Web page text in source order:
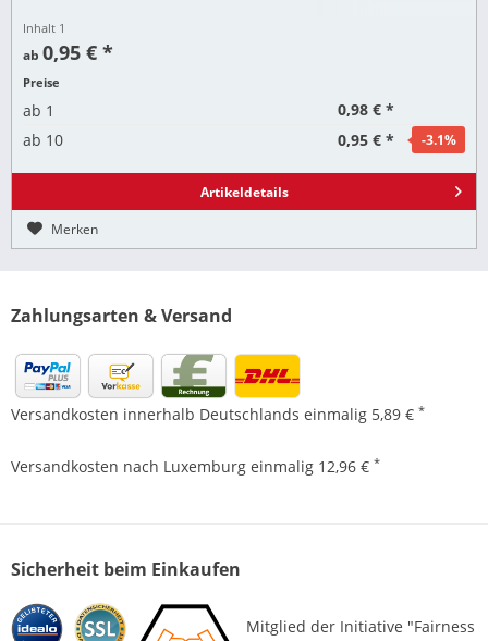
Inhalt 1
ab0,95 € *
Preise
ab 1
0,98 € *
ab 10 0,95 € * -3.1%
Artikeldetails
Merken
Zahlungsarten & Versand
Versandkosten innerhalb Deutschlands einmalig 5,89 € *
Versandkosten nach Luxemburg einmalig 12,96 € *
Sicherheit beim Einkaufen
Mitglied der Initiative "Fairness